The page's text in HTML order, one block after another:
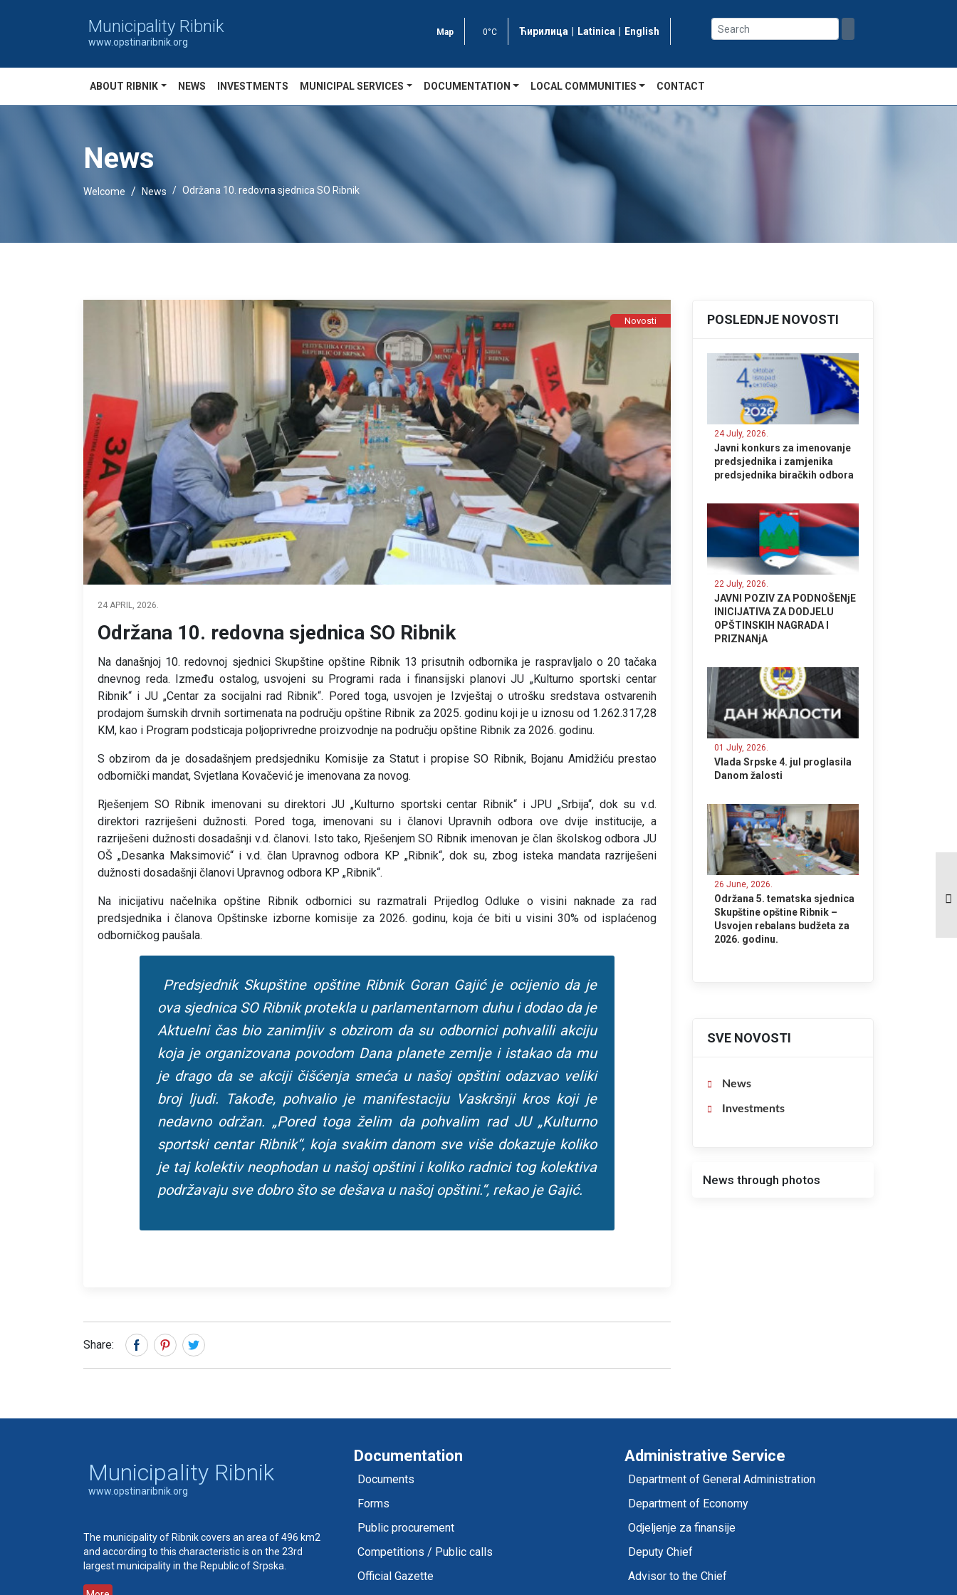
Municipality Ribnik
www.opstinaribnik.org
Map 0°C Ћирилица | Latinica | English
ABOUT RIBNIK NEWS INVESTMENTS MUNICIPAL SERVICES DOCUMENTATION LOCAL COMMUNITIES CONTACT
News
Welcome News Održana 10. redovna sjednica SO Ribnik
Novosti
24 APRIL, 2026.
Održana 10. redovna sjednica SO Ribnik
Na današnjoj 10. redovnoj sjednici Skupštine opštine Ribnik 13 prisutnih odbornika je raspravljalo o 20 tačaka
dnevnog reda. Između ostalog, usvojeni su Programi rada i finansijski planovi JU „Kulturno sportski centar
Ribnik“ i JU „Centar za socijalni rad Ribnik“. Pored toga, usvojen je Izvještaj o utrošku sredstava ostvarenih
prodajom šumskih drvnih sortimenata na području opštine Ribnik za 2025. godinu koji je u iznosu od 1.262.317,28
KM, kao i Program podsticaja poljoprivredne proizvodnje na području opštine Ribnik za 2026. godinu.
S obzirom da je dosadašnjem predsjedniku Komisije za Statut i propise SO Ribnik, Bojanu Amidžiću prestao
odbornički mandat, Svjetlana Kovačević je imenovana za novog.
Rješenjem SO Ribnik imenovani su direktori JU „Kulturno sportski centar Ribnik“ i JPU „Srbija“, dok su v.d.
direktori razriješeni dužnosti. Pored toga, imenovani su i članovi Upravnih odbora ove dvije institucije, a
razriješeni dužnosti dosadašnji v.d. članovi. Isto tako, Rješenjem SO Ribnik imenovan je član školskog odbora JU
OŠ „Desanka Maksimović“ i v.d. član Upravnog odbora KP „Ribnik“, dok su, zbog isteka mandata razriješeni
dužnosti dosadašnji članovi Upravnog odbora KP „Ribnik“.
Na inicijativu načelnika opštine Ribnik odbornici su razmatrali Prijedlog Odluke o visini naknade za rad
predsjednika i članova Opštinske izborne komisije za 2026. godinu, koja će biti u visini 30% od isplaćenog
odborničkog paušala.
Predsjednik Skupštine opštine Ribnik Goran Gajić je ocijenio da je
ova sjednica SO Ribnik protekla u parlamentarnom duhu i dodao da je
Aktuelni čas bio zanimljiv s obzirom da su odbornici pohvalili akciju
koja je organizovana povodom Dana planete zemlje i istakao da mu
je drago da se akciji čišćenja smeća u našoj opštini odazvao veliki
broj ljudi. Takođe, pohvalio je manifestaciju Vaskršnji kros koji je
nedavno održan. „Pored toga želim da pohvalim rad JU „Kulturno
sportski centar Ribnik“, koja svakim danom sve više dokazuje koliko
je taj kolektiv neophodan u našoj opštini i koliko radnici tog kolektiva
podržavaju sve dobro što se dešava u našoj opštini.“, rekao je Gajić.
Share:
POSLEDNJE NOVOSTI
24 July, 2026.
Javni konkurs za imenovanje
predsjednika i zamjenika
predsjednika biračkih odbora
22 July, 2026.
JAVNI POZIV ZA PODNOŠENjE
INICIJATIVA ZA DODJELU
OPŠTINSKIH NAGRADA I
PRIZNANjA
01 July, 2026.
Vlada Srpske 4. jul proglasila
Danom žalosti
26 June, 2026.
Održana 5. tematska sjednica
Skupštine opštine Ribnik –
Usvojen rebalans budžeta za
2026. godinu.
SVE NOVOSTI
News
Investments
News through photos
Zaključak o
vremena u dane
praznika.
Municipality Ribnik
www.opstinaribnik.org
The municipality of Ribnik covers an area of 496 km2
and according to this characteristic is on the 23rd
largest municipality in the Republic of Srpska.
Documentation
Documents
Forms
Public procurement
Competitions / Public calls
Official Gazette
Administrative Service
Department of General Administration
Department of Economy
Odjeljenje za finansije
Deputy Chief
Advisor to the Chief